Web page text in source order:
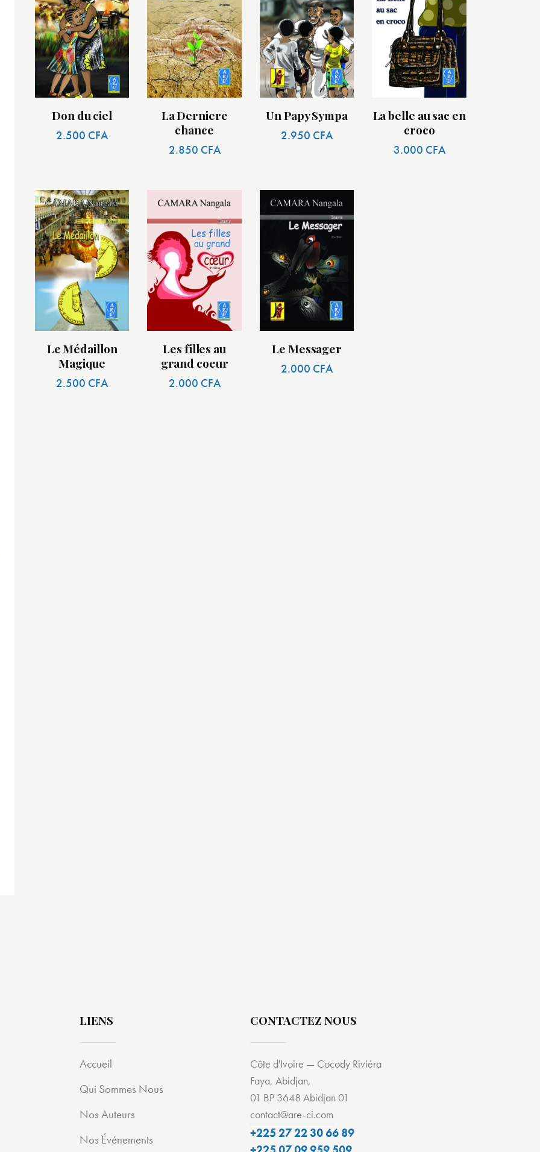
Don du ciel
2.500 CFA
La Derniere
chance
2.850 CFA
Un Papy Sympa
2.950 CFA
La belle au sac en
croco
3.000 CFA
Le Médaillon
Magique
2.500 CFA
Les filles au
grand coeur
2.000 CFA
Le Messager
2.000 CFA
LIENS
Accueil
Qui Sommes Nous
Nos Auteurs
Nos Événements
CONTACTEZ NOUS
Côte d'Ivoire — Cocody Riviéra
Faya, Abidjan,
01 BP 3648 Abidjan 01
contact@are-ci.com
+225 27 22 30 66 89